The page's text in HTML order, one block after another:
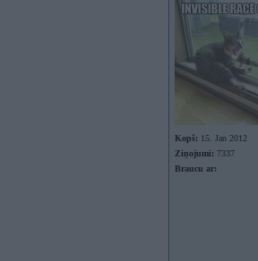
Kopš: 15. Jan 2012
Ziņojumi: 7337
Braucu ar: